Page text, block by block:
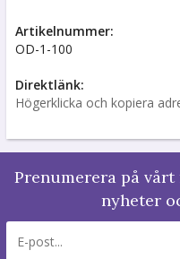
Artikelnummer:
OD-1-100
Direktlänk:
Högerklicka och kopiera
Prenumerera på
nyheter